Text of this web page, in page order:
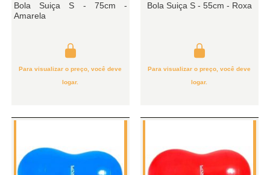
Bola Suiça S - 75cm -
Amarela
Para visualizar o preço, você deve
logar.
Bola Suiça S - 55cm - Roxa
Para visualizar o preço, você deve
logar.